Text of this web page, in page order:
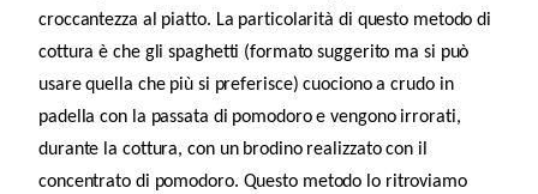
croccantezza al piatto. La particolarità di questo metodo di
cottura è che gli spaghetti (formato suggerito ma si può
usare quella che più si preferisce) cuociono a crudo in
padella con la passata di pomodoro e vengono irrorati,
durante la cottura, con un brodino realizzato con il
concentrato di pomodoro. Questo metodo lo ritroviamo